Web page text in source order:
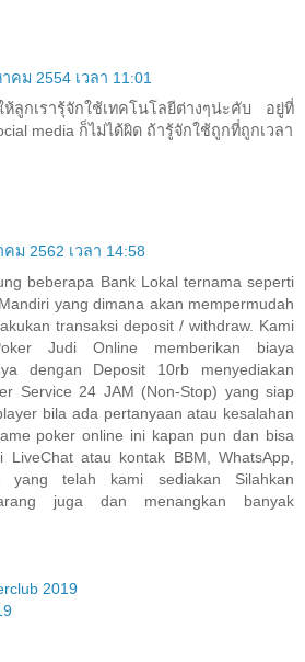
คม 2554 เวลา 11:01
ห้ลูกเรารุ้จักใช้เทคโนโลยีต่างๆน่ะคับ อยู่ที่
media ก็ไม่ได้ผิด ถ้ารู้จักใช้ถูกที่ถูกเวลา
ม 2562 เวลา 14:58
beberapa Bank Lokal ternama seperti
yang dimana akan mempermudah
transaksi deposit / withdraw. Kami
Judi Online memberikan biaya
dengan Deposit 10rb menyediakan
Service 24 JAM (Non-Stop) yang siap
bila ada pertanyaan atau kesalahan
poker online ini kapan pun dan bisa
LiveChat atau kontak BBM, WhatsApp,
telah kami sediakan Silahkan
juga dan menangkan banyak
2019